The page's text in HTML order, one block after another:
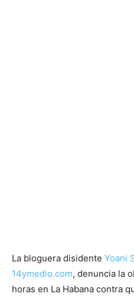
La bloguera disidente Yoani
14ymedio.com, denuncia la
horas en La Habana contra